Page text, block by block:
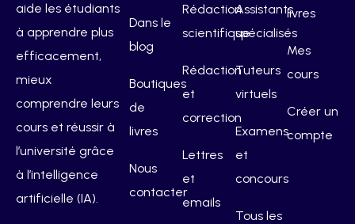
aide les étudiants
à apprendre plus
efficacement,
mieux
comprendre leurs
cours et réussir à
l’université grâce
à l’intelligence
artificielle (IA).
Dans le
blog
Boutiques
de
livres
Nous
contacter
Rédaction
scientifique
Rédaction
et
correction
Lettres
et
emails
Assistants
spécialisés
Tuteurs
virtuels
Examens
et
concours
Tous les
livres
Mes
cours
Créer un
compte